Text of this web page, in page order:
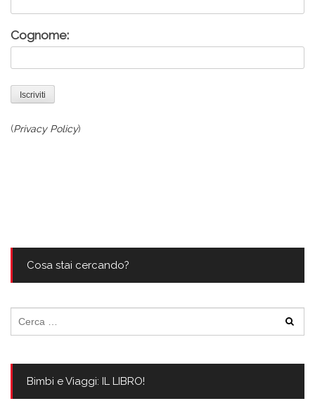
Cognome:
(Privacy Policy)
Cosa stai cercando?
per:
Bimbi e Viaggi: IL LIBRO!